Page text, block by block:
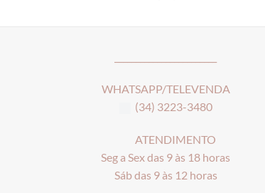
WHATSAPP/TELEVENDA
(34) 3223-3480
ATENDIMENTO
Seg a Sex das 9 às 18 horas
Sáb das 9 às 12 horas